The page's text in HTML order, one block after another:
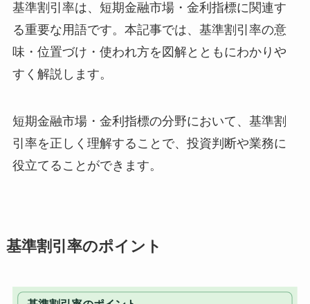
基準割引率は、短期金融市場・金利指標に関連す
る重要な用語です。本記事では、基準割引率の意
味・位置づけ・使われ方を図解とともにわかりや
すく解説します。
短期金融市場・金利指標の分野において、基準割
引率を正しく理解することで、投資判断や業務に
役立てることができます。
基準割引率のポイント